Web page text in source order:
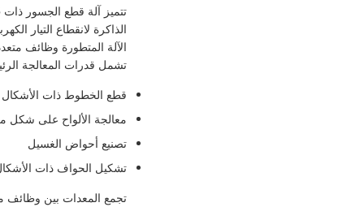
الذاكرة لانقطاع التيار
الآلة المتطورة وظائف
تشمل قدرات المعالجة
قطع الخطوط ذات الأشكال
معالجة الألواح على شكل
تصنيع أحواض الغسيل
تشكيل الحواف ذات
تجمع المعدات بين وظائف